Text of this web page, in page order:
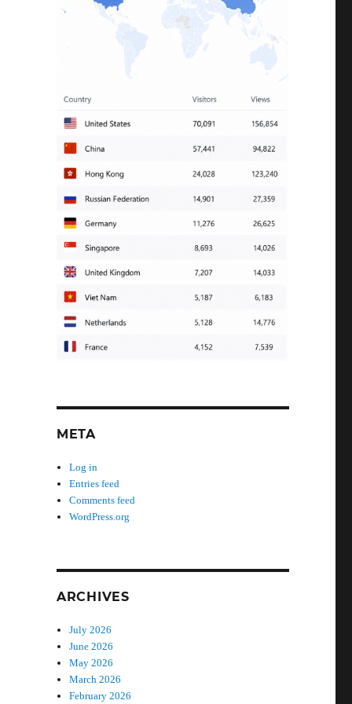
META
Log in
Entries feed
Comments feed
WordPress.org
ARCHIVES
July 2026
June 2026
May 2026
March 2026
February 2026